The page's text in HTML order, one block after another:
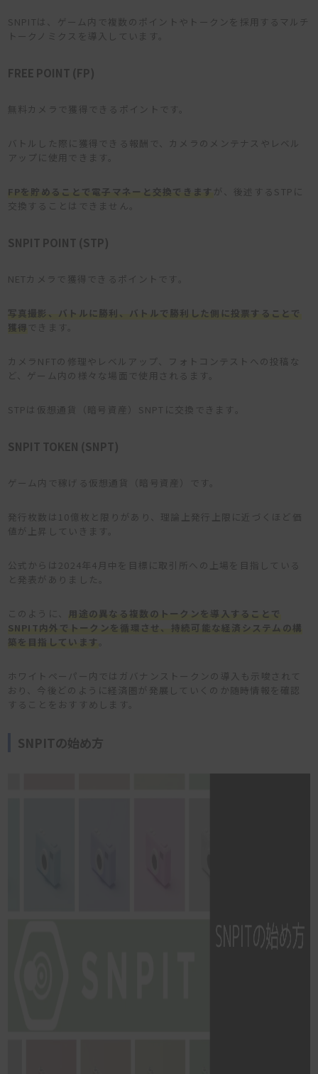
SNPITは、ゲーム内で複数のポイントやトークンを採用するマルチ
トークノミクスを導入しています。
FREE POINT (FP)
無料カメラで獲得できるポイントです。
バトルした際に獲得できる報酬で、カメラのメンテナスやレベル
アップに使用できます。
FPを貯めることで電子マネーと交換できます が、後述するSTPに
交換することはできません。
SNPIT POINT (STP)
NETカメラで獲得できるポイントです。
写真撮影、バトルに勝利、バトルで勝利した側に投票することで
獲得 できます。
カメラNFTの修理やレベルアップ、フォトコンテストへの投稿な
ど、ゲーム内の様々な場面で使用されるます。
STPは仮想通貨（暗号資産）SNPTに交換できます。
SNPIT TOKEN (SNPT)
ゲーム内で稼げる仮想通貨（暗号資産）です。
発行枚数は10億枚と限りがあり、理論上発行上限に近づくほど価
値が上昇していきます。
公式からは2024年4月中を目標に取引所への上場を目指している
と発表がありました。
このように、 用 途の異なる複数のトークンを導入することで
SNPIT内外でトークンを循環させ、持続可能な経済システムの構
築を目指しています
ホワイトペーパー内ではガバナンストークンの導入も示唆されて
おり、今後どのように経済圏が発展していくのか随時情報を確認
することをおすすめします。
SNPITの始め方